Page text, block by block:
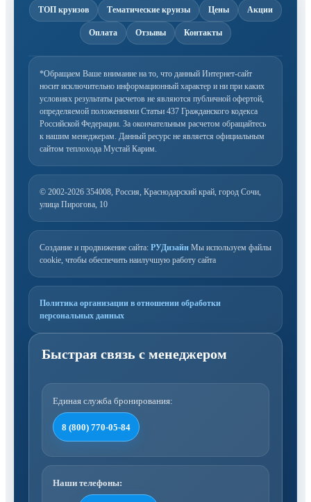
ТОП круизов Тематические круизы Цены Акции
Оплата Отзывы Контакты
*Обращаем Ваше внимание на то, что данный Интернет-сайт
носит исключительно информационный характер и ни при каких
условиях результаты расчетов не являются публичной офертой,
определяемой положениями Статьи 437 Гражданского кодекса
Российской Федерации. За окончательным расчетом обращайтесь
к нашим менеджерам. Данный ресурс не является официальным
сайтом теплохода Мустай Карим.
© 2002-2026 354008, Россия, Краснодарский край, город Сочи,
улица Пирогова, 10
Создание и продвижение сайта: РУДизайн Мы используем файлы
cookie, чтобы обеспечить наилучшую работу сайта
Политика организации в отношении обработки
персональных данных
Единая служба бронирования:
8 (800) 770-05-84
Наши телефоны: